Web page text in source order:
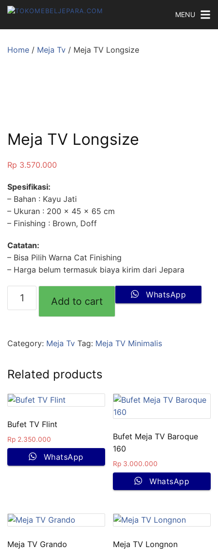
MENU
Home / Meja Tv / Meja TV Longsize
Meja TV Longsize
Rp 3.570.000
Spesifikasi:
– Bahan : Kayu Jati
– Ukuran : 200 x 45 x 65 cm
– Finishing : Brown, Doff
Catatan:
– Bisa Pilih Warna Cat Finishing
– Harga belum termasuk biaya kirim dari Jepara
Add to cart
WhatsApp
Category: Meja Tv Tag: Meja TV Minimalis
Related products
Bufet TV Flint
Rp 2.350.000
WhatsApp
Bufet Meja TV Baroque
160
Rp 3.000.000
WhatsApp
Meja TV Grando Meja TV Longnon